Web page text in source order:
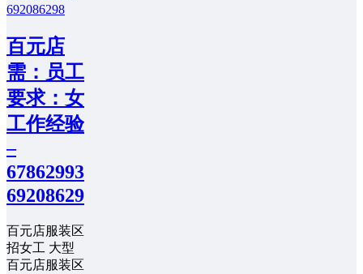
百元店
需：员工
要求：女
工作经验
–
678629931，
692086298
百元店服装区
招女工 大型
百元店服装区